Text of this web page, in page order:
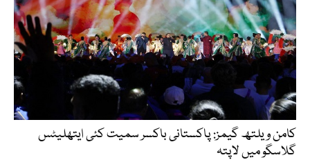
کامن ویلتھ گیمز: پاکستانی باکسر سمیت کئی ایتھلیٹس
گلاسگو میں لاپتہ